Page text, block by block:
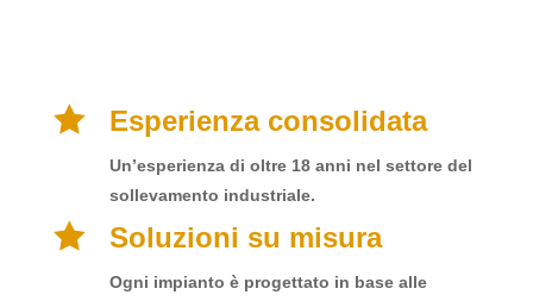
 Esperienza consolidata
Un’esperienza di oltre 18 anni nel settore del
sollevamento industriale.
 Soluzioni su misura
Ogni impianto è progettato in base alle